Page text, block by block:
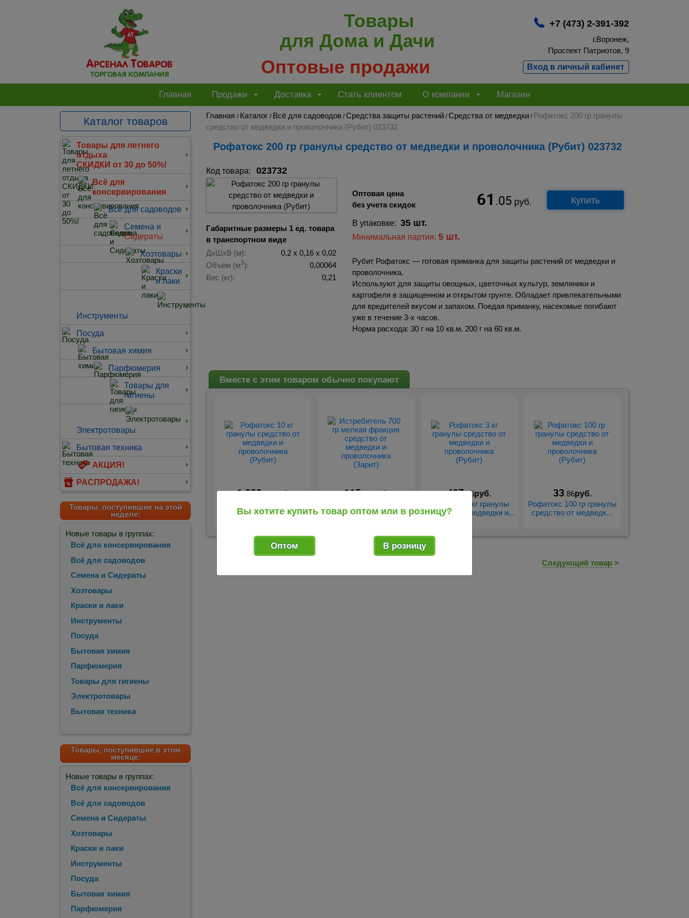
Товары
для Дома и Дачи
Оптовые продажи
+7 (473) 2-391-392
г.Воронеж,
Проспект Патриотов, 9
Вход в личный кабинет
Главная Продажи Доставка Стать клиентом О компании Магазин
Каталог товаров
Товары для летнего
отдыха
СКИДКИ от 30 до 50%!
Всё для
консервирования
Всё для садоводов
Семена и
Сидераты
Хозтовары
Краски
и лаки
Инструменты
Посуда
Бытовая химия
Парфюмерия
Товары для
гигиены
Электротовары
Бытовая техника
АКЦИЯ!
РАСПРОДАЖА!
Товары, поступившие на этой
неделе:
Новые товары в группах:
Всё для консервирования
Всё для садоводов
Семена и Сидераты
Хозтовары
Краски и лаки
Инструменты
Посуда
Бытовая химия
Парфюмерия
Товары для гигиены
Электротовары
Бытовая техника
Товары, поступившие в этом
месяце:
Новые товары в группах:
Всё для консервирования
Всё для садоводов
Семена и Сидераты
Хозтовары
Краски и лаки
Инструменты
Посуда
Бытовая химия
Парфюмерия
Главная / Каталог / Всё для садоводов /Средства защиты растений /Средства от медведки / Рофатокс 200 гр гранулы
средство от медведки и проволочника (Рубит) 023732
Рофатокс 200 гр гранулы средство от медведки и проволочника (Рубит) 023732
Код товара: 023732
Габаритные размеры 1 ед. товара
в транспортном виде
ДхШхВ (м):
0,2 х 0,16 х 0,02
Объём (м3):
0,00064
Вес (кг):
0,21
Оптовая цена
без учета скидок
61 .05руб. Купить
В упаковке: 35 шт.
Минимальная партия: 5 шт.
Рубит Рофатокс — готовая приманка для защиты растений от медведки и
проволочника.
Используют для защиты овощных, цветочных культур, земляники и
картофеля в защищенном и открытом грунте. Обладает привлекательными
для вредителей вкусом и запахом. Поедая приманку, насекомые погибают
уже в течение 3-х часов.
Норма расхода: 30 г на 10 кв.м. 200 г на 60 кв.м.
Вместе с этим товаром обычно покупают
1 822.50руб.
средство от медведки ...
115.83руб.
мелкая фракция
487.35руб.
Рофатокс 3 кг гранулы
средство от медведки и...
33 .86руб.
Рофатокс 100 гр гранулы
средство от медведк...
< Следующий товар >
Вы хотите купить товар оптом или в розницу?
Оптом В розницу